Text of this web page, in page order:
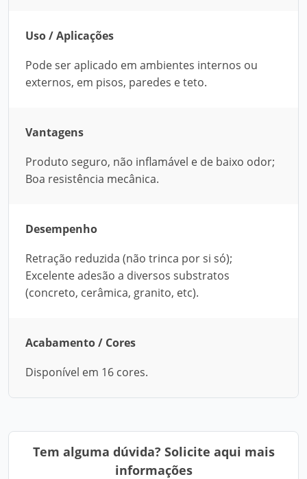
Uso / Aplicações
Pode ser aplicado em ambientes internos ou
externos, em pisos, paredes e teto.
Vantagens
Produto seguro, não inflamável e de baixo odor;
Boa resistência mecânica.
Desempenho
Retração reduzida (não trinca por si só);
Excelente adesão a diversos substratos
(concreto, cerâmica, granito, etc).
Acabamento / Cores
Disponível em 16 cores.
Tem alguma dúvida? Solicite aqui mais
informações